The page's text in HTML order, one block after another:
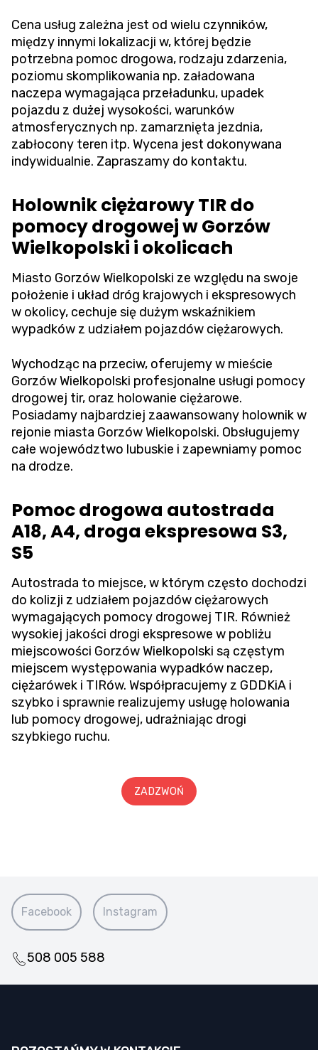
Cena usług zależna jest od wielu czynników,
między innymi lokalizacji w, której będzie
potrzebna pomoc drogowa, rodzaju zdarzenia,
poziomu skomplikowania np. załadowana
naczepa wymagająca przeładunku, upadek
pojazdu z dużej wysokości, warunków
atmosferycznych np. zamarznięta jezdnia,
zabłocony teren itp. Wycena jest dokonywana
indywidualnie. Zapraszamy do kontaktu.
Holownik ciężarowy TIR do
pomocy drogowej w Gorzów
Wielkopolski i okolicach
Miasto Gorzów Wielkopolski ze względu na swoje
położenie i układ dróg krajowych i ekspresowych
w okolicy, cechuje się dużym wskaźnikiem
wypadków z udziałem pojazdów ciężarowych.
Wychodząc na przeciw, oferujemy w mieście
Gorzów Wielkopolski profesjonalne usługi pomocy
drogowej tir, oraz holowanie ciężarowe.
Posiadamy najbardziej zaawansowany holownik w
rejonie miasta Gorzów Wielkopolski. Obsługujemy
całe województwo lubuskie i zapewniamy pomoc
na drodze.
Pomoc drogowa autostrada
A18, A4, droga ekspresowa S3,
S5
Autostrada to miejsce, w którym często dochodzi
do kolizji z udziałem pojazdów ciężarowych
wymagających pomocy drogowej TIR. Również
wysokiej jakości drogi ekspresowe w pobliżu
miejscowości Gorzów Wielkopolski są częstym
miejscem występowania wypadków naczep,
ciężarówek i TIRów. Współpracujemy z GDDKiA i
szybko i sprawnie realizujemy usługę holowania
lub pomocy drogowej, udrażniając drogi
szybkiego ruchu.
ZADZWOŃ
Facebook Instagram
508 005 588